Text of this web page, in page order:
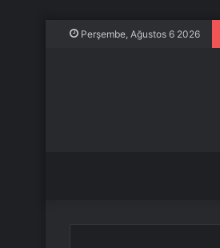
Perşembe, Ağustos 6 2026